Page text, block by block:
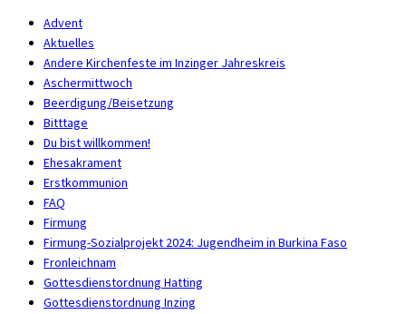
Advent
Aktuelles
Andere Kirchenfeste im Inzinger Jahreskreis
Aschermittwoch
Beerdigung/Beisetzung
Bitttage
Du bist willkommen!
Ehesakrament
Erstkommunion
FAQ
Firmung
Firmung-Sozialprojekt 2024: Jugendheim in Burkina Faso
Fronleichnam
Gottesdienstordnung Hatting
Gottesdienstordnung Inzing